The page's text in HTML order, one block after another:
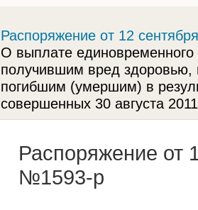
Распоряжение от 12
О выплате
получившим вред
погибшим (умершим) в
совершенных 30 августа
Распоряжение от
№1593-р